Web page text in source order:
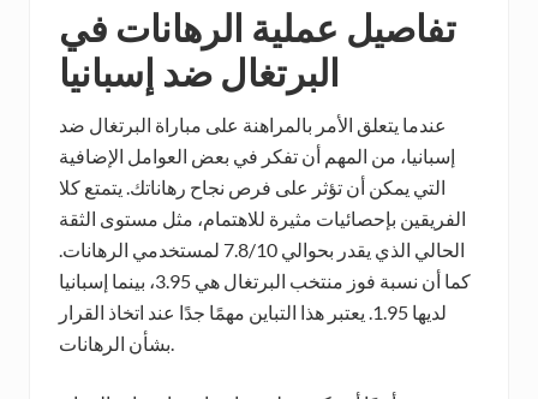
تفاصيل عملية الرهانات في
البرتغال ضد إسبانيا
عندما يتعلق الأمر بالمراهنة على مباراة البرتغال ضد
إسبانيا، من المهم أن تفكر في بعض العوامل الإضافية
التي يمكن أن تؤثر على فرص نجاح رهاناتك. يتمتع كلا
الفريقين بإحصائيات مثيرة للاهتمام، مثل مستوى الثقة
الحالي الذي يقدر بحوالي 7.8/10 لمستخدمي الرهانات.
كما أن نسبة فوز منتخب البرتغال هي 3.95، بينما إسبانيا
لديها 1.95. يعتبر هذا التباين مهمًا جدًا عند اتخاذ القرار
بشأن الرهانات.